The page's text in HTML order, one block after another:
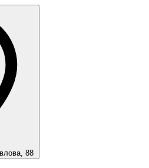
88